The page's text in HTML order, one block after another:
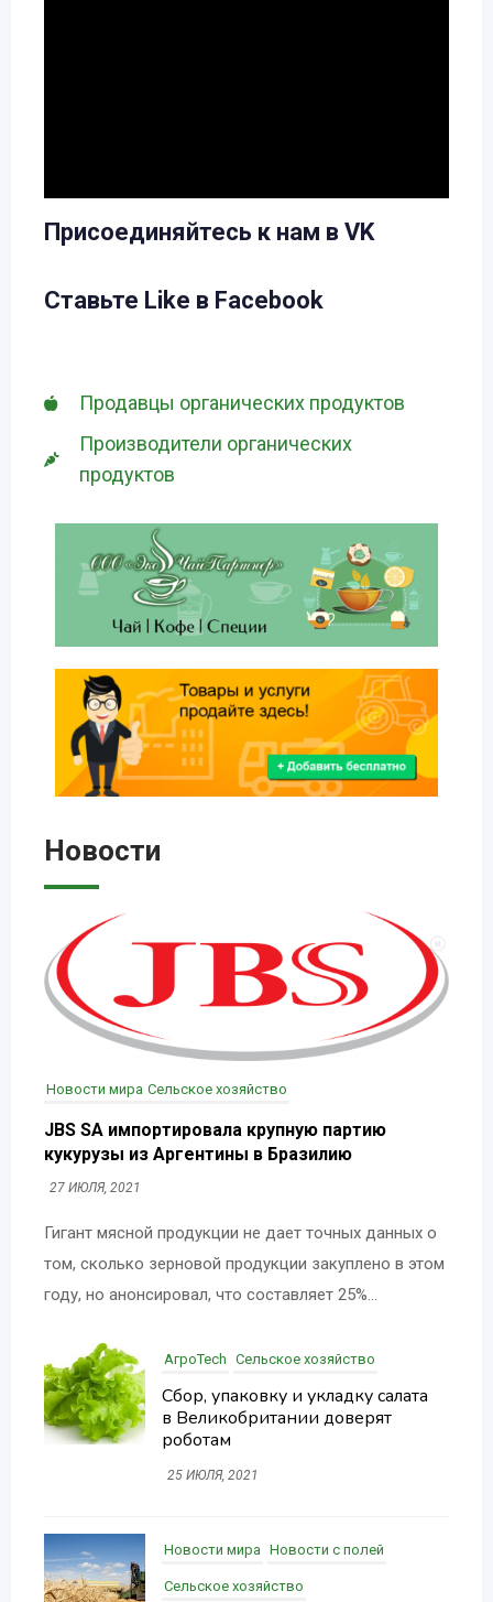
Присоединяйтесь к нам в VK
Ставьте Like в Facebook
Продавцы органических продуктов
Производители органических
продуктов
Новости
Новости мира Сельское хозяйство
JBS SA импортировала крупную партию
кукурузы из Аргентины в Бразилию
27 ИЮЛЯ, 2021
Гигант мясной продукции не дает точных данных о
том, сколько зерновой продукции закуплено в этом
году, но анонсировал, что составляет 25%...
АгроTech Сельское хозяйство
Сбор, упаковку и укладку салата
в Великобритании доверят
роботам
25 ИЮЛЯ, 2021
Новости мира Новости с полей
Сельское хозяйство